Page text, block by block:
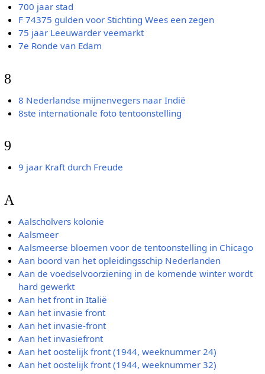
700 jaar stad
F 74375 gulden voor Stichting Wees een zegen
75 jaar Leeuwarder veemarkt
7e Ronde van Edam
8
8 Nederlandse mijnenvegers naar Indië
8ste internationale foto tentoonstelling
9
9 jaar Kraft durch Freude
A
Aalscholvers kolonie
Aalsmeer
Aalsmeerse bloemen voor de tentoonstelling in Chicago
Aan boord van het opleidingsschip Nederlanden
Aan de voedselvoorziening in de komende winter wordt
hard gewerkt
Aan het front in Italië
Aan het invasie front
Aan het invasie-front
Aan het invasiefront
Aan het oostelijk front (1944, weeknummer 24)
Aan het oostelijk front (1944, weeknummer 32)